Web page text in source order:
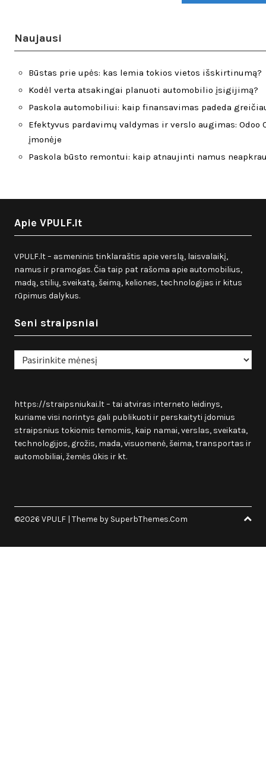
Naujausi
Būstas prie upės: kas lemia tokios vietos išskirtinumą?
Kodėl verta atsakingai planuoti automobilio įsigijimą?
Paskola automobiliui: kaip finansavimas padeda
Efektyvus pardavimų valdymas ir verslo augimas:
įmonėje
Paskola būsto remontui: kaip atnaujinti namus
Apie VPULF.lt
VPULF.lt – asmeninis tinklaraštis apie verslą, laisvalaikį,
namus ir pramogas. Čia taip pat rašoma apie automobilius,
madą, stilių, sveikatą, šeimą, keliones, technologijas ir kitus
rūpimus dalykus.
Seni straipsniai
Seni
straipsniai
https://straipsniukai.lt– tai atviras interneto leidinys,
kuriame visi norintys gali publikuoti ir perskaityti įdomius
straipsnius tokiomis temomis, kaip namai, verslas, sveikata,
technologijos, grožis, mada, visuomenė, šeima, transportas ir
automobiliai, žemės ūkis ir kt.
©2026 VPULF | Theme by SuperbThemes.Com